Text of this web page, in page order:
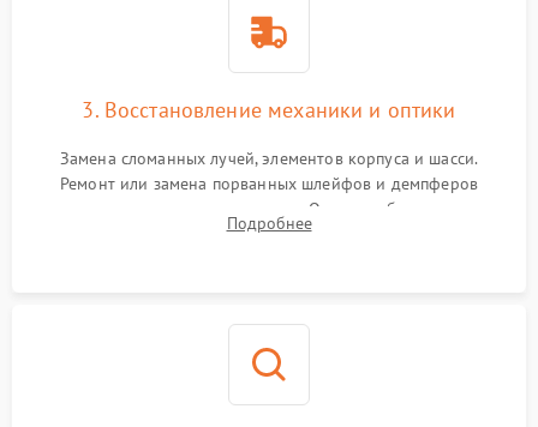
3. Восстановление механики и оптики
Замена сломанных лучей, элементов корпуса и шасси.
Ремонт или замена порванных шлейфов и демпферов
трехосевого подвеса камеры. Очистка объектива,
восстановление механизма фокусировки. Установка новых
Подробнее